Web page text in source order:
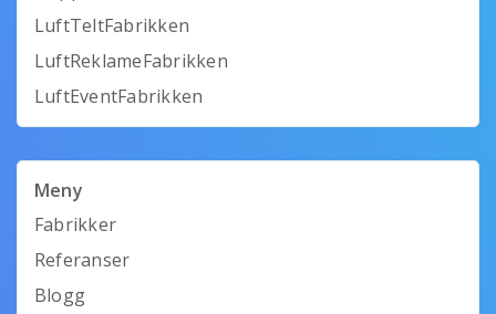
LuftTeltFabrikken
LuftReklameFabrikken
LuftEventFabrikken
Meny
Fabrikker
Referanser
Blogg